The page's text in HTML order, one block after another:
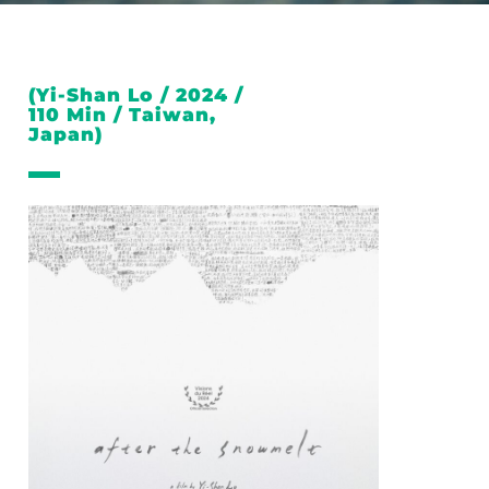
(Yi-Shan Lo / 2024 /
110 Min / Taiwan,
Japan)